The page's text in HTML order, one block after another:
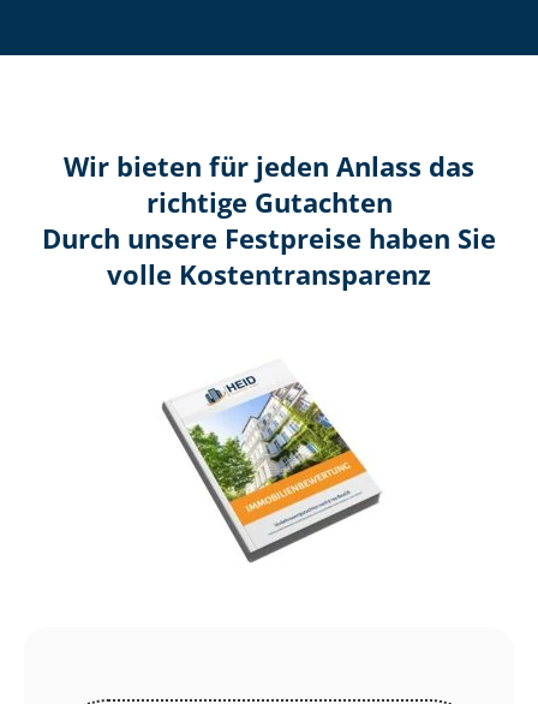
Wir bieten für jeden Anlass das
richtige Gutachten
Durch unsere Festpreise haben Sie
volle Kosten­transparenz